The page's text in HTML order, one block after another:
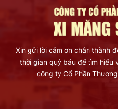
Xin gửi lời cảm ơn chân thành
thời gian quý báu để tìm hiểu
công ty Cổ Phần